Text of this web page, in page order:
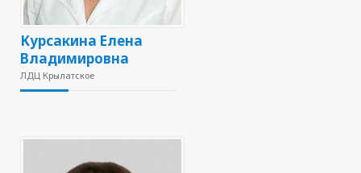
Курсакина Елена
Владимировна
ЛДЦ Крылатское